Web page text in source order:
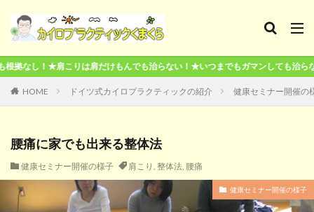
だけもんでも治らない！★いつまでもガマンしても治らない！★本気で治し
HOME ドイツ式カイロプラクティックの紹介 健康セミナー開催の
腰痛に家でも出来る整体法
健康セミナー開催の様子 肩こり , 整体法, 腰痛
健康セミナー開催の様子